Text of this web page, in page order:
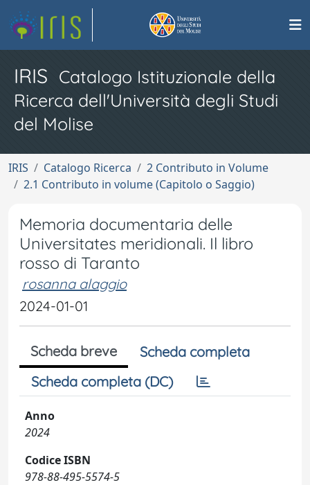
IRIS Catalogo Istituzionale della
Ricerca dell'Università degli Studi
del Molise
IRIS Catalogo Ricerca
2 Contributo in Volume
2.1 Contributo in volume (Capitolo o Saggio)
Memoria documentaria delle
Universitates meridionali. Il libro
rosso di Taranto
rosanna alaggio
2024-01-01
Scheda breve
Scheda completa
Scheda completa (DC)
Anno
2024
Codice ISBN
978-88-495-5574-5